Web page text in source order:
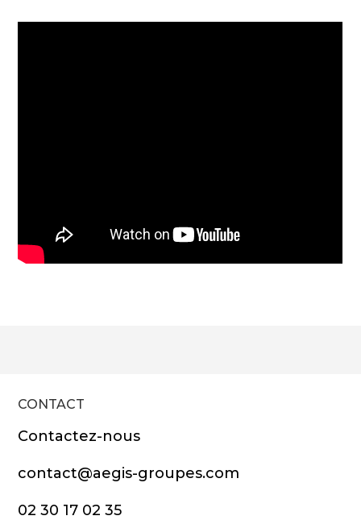
CONTACT
Contactez-nous
contact@aegis-groupes.com
02 30 17 02 35